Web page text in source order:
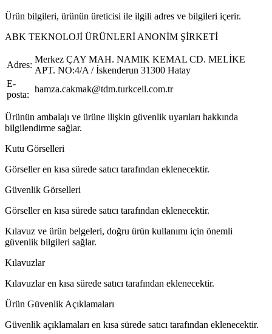
Ürün bilgileri, ürünün üreticisi ile ilgili adres ve bilgileri içerir.
ABK TEKNOLOJİ ÜRÜNLERİ ANONİM ŞİRKETİ
Adres:
Merkez ÇAY MAH. NAMIK KEMAL CD. MELİKE
APT. NO:4/A / İskenderun 31300 Hatay
E-
posta:
hamza.cakmak@tdm.turkcell.com.tr
Ürünün ambalajı ve ürüne ilişkin güvenlik uyarıları hakkında
bilgilendirme sağlar.
Kutu Görselleri
Görseller en kısa sürede satıcı tarafından eklenecektir.
Güvenlik Görselleri
Görseller en kısa sürede satıcı tarafından eklenecektir.
Kılavuz ve ürün belgeleri, doğru ürün kullanımı için önemli
güvenlik bilgileri sağlar.
Kılavuzlar
Kılavuzlar en kısa sürede satıcı tarafından eklenecektir.
Ürün Güvenlik Açıklamaları
Güvenlik açıklamaları en kısa sürede satıcı tarafından eklenecektir.